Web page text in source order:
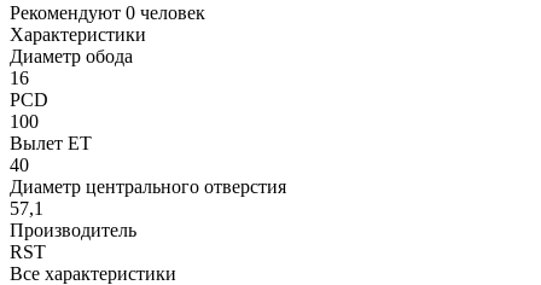
Рекомендуют 0 человек
Характеристики
Диаметр обода
16
PCD
100
Вылет ET
40
Диаметр центрального отверстия
57,1
Производитель
RST
Все характеристики